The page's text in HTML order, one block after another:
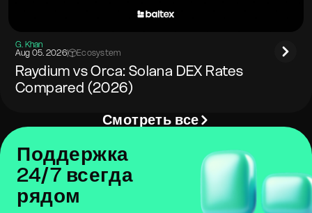
G. Khan
Aug 05. 2026| Ecosystem
Raydium vs Orca: Solana DEX Rates
Compared (2026)
Смотреть все
Поддержка
24/7 всегда
рядом